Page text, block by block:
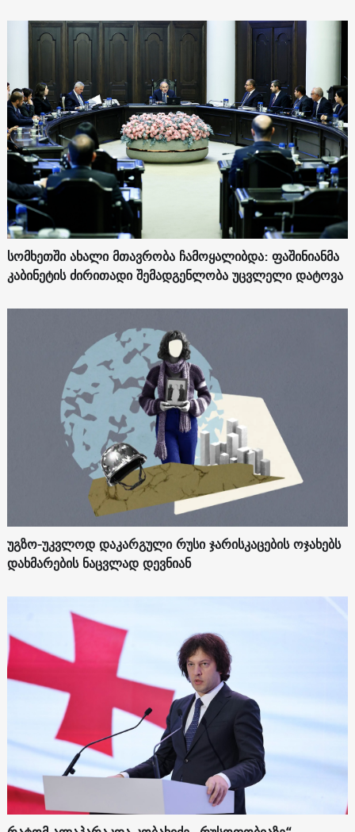
სომხეთში ახალი მთავრობა ჩამოყალიბდა: ფაშინიანმა
კაბინეტის ძირითადი შემადგენლობა უცვლელი დატოვა
უგზო-უკვლოდ დაკარგული რუსი ჯარისკაცების ოჯახებს
დახმარების ნაცვლად დევნიან